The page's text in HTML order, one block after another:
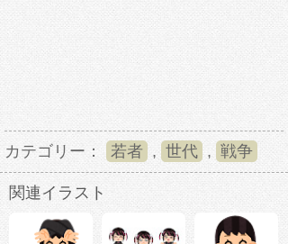
カテゴリー： 若者 , 世代 , 戦争
関連イラスト